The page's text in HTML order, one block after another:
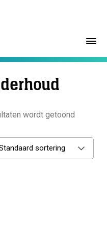
wordt getoond
sortering